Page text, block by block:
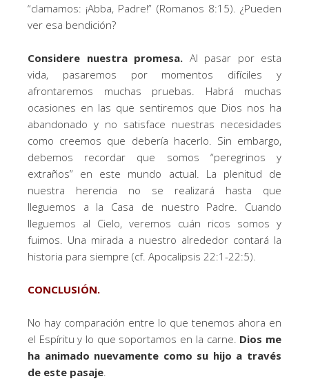
“clamamos: ¡Abba, Padre!” (Romanos 8:15). ¿Pueden
ver esa bendición?
Considere nuestra promesa. Al pasar por esta
vida, pasaremos por momentos difíciles y
afrontaremos muchas pruebas. Habrá muchas
ocasiones en las que sentiremos que Dios nos ha
abandonado y no satisface nuestras necesidades
como creemos que debería hacerlo. Sin embargo,
debemos recordar que somos “peregrinos y
extraños” en este mundo actual. La plenitud de
nuestra herencia no se realizará hasta que
lleguemos a la Casa de nuestro Padre. Cuando
lleguemos al Cielo, veremos cuán ricos somos y
fuimos. Una mirada a nuestro alrededor contará la
historia para siempre (cf. Apocalipsis 22:1-22:5).
CONCLUSIÓN.
No hay comparación entre lo que tenemos ahora en
el Espíritu y lo que soportamos en la carne. Dios me
ha animado nuevamente como su hijo a través
de este pasaje